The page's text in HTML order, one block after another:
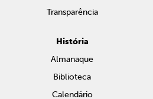
Transparência
História
Almanaque
Biblioteca
Calendário